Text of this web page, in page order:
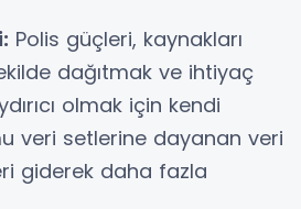
Polis güçleri, kaynakları
dağıtmak ve ihtiyaç
olmak için kendi
veri setlerine dayanan veri
giderek daha fazla